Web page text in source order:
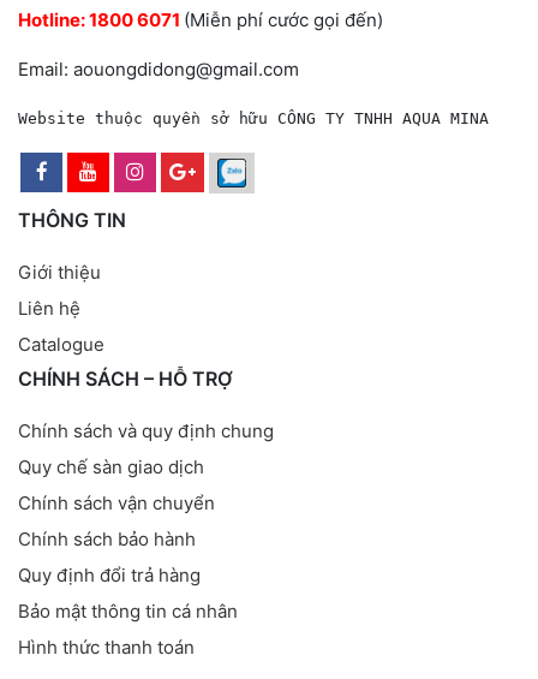
Hotline:1800 6071 (Miễn phí cước gọi đến)
Email: aouongdidong@gmail.com
Website thuộc quyền sở hữu CÔNG TY TNHH AQUA MINA
THÔNG TIN
Giới thiệu
Liên hệ
Catalogue
CHÍNH SÁCH – HỖ TRỢ
Chính sách và quy định chung
Quy chế sàn giao dịch
Chính sách vận chuyển
Chính sách bảo hành
Quy định đổi trả hàng
Bảo mật thông tin cá nhân
Hình thức thanh toán